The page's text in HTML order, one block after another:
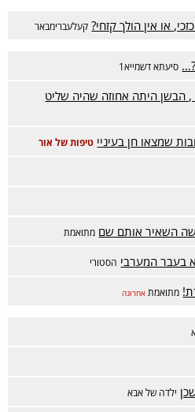
או אין הולך קזחי? קעלעברימבאר
סיעתא דשמייא1
, הבשן היתה אחוזה שהיה שליט
שמצאו חן בעיניי טיפות של אור
השאיר אותם שם מתואמת
בעבר המערבי הסטורי
מתואמת אחרונה
ילדה של אבא